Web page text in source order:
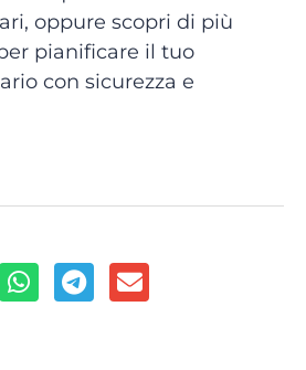
oppure scopri di più
pianificare il tuo
con sicurezza e